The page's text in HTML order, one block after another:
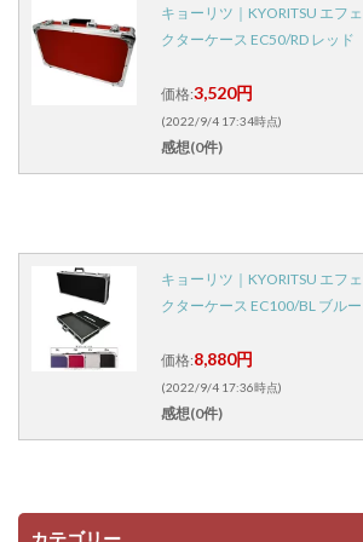
キョーリツ｜KYORITSU エフェ
クターケース EC50/RD レッド
価格:3,520円
(2022/9/4 17:34時点)
感想(0件)
キョーリツ｜KYORITSU エフェ
クターケース EC100/BL ブルー
価格:8,880円
(2022/9/4 17:36時点)
感想(0件)